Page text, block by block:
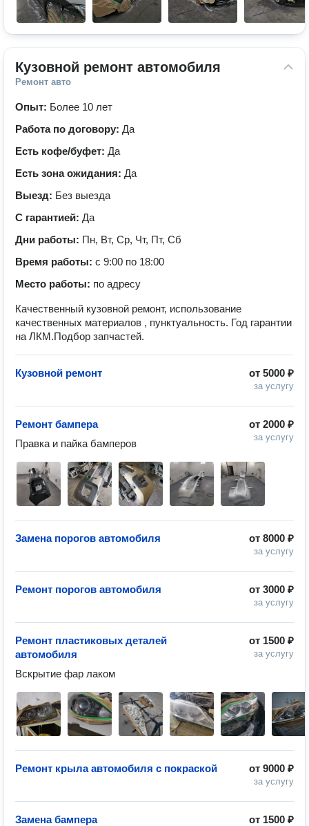
Кузовной ремонт автомобиля
Ремонт авто
Опыт: Более 10 лет
Работа по договору: Да
Есть кофе/буфет: Да
Есть зона ожидания: Да
Выезд: Без выезда
С гарантией: Да
Дни работы: Пн, Вт, Ср, Чт, Пт, Сб
Время работы: с 9:00 по 18:00
Место работы: по адресу
Качественный кузовной ремонт, использование
качественных материалов , пунктуальность. Год гарантии
на ЛКМ.Подбор запчастей.
от 5000 ₽
за услугу
Кузовной ремонт
от 2000 ₽
за услугу
Ремонт бампера
Правка и пайка бамперов
от 8000 ₽
за услугу
Замена порогов автомобиля
от 3000 ₽
за услугу
Ремонт порогов автомобиля
от 1500 ₽
за услугу
Ремонт пластиковых деталей
автомобиля
Вскрытие фар лаком
от 9000 ₽
за услугу
Ремонт крыла автомобиля с покраской
от 1500 ₽
Замена бампера